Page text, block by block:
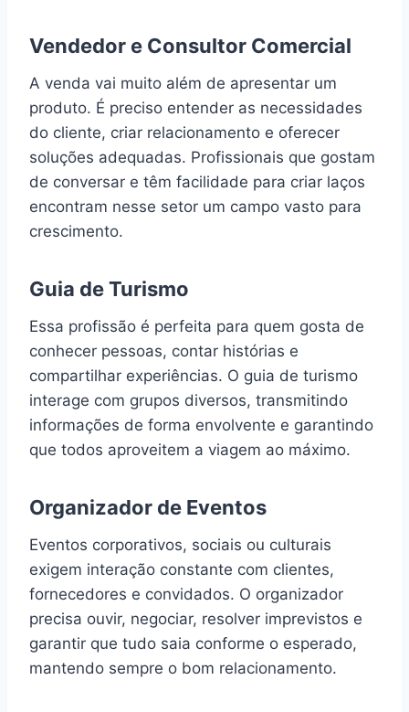
Vendedor e Consultor Comercial
A venda vai muito além de apresentar um
produto. É preciso entender as necessidades
do cliente, criar relacionamento e oferecer
soluções adequadas. Profissionais que gostam
de conversar e têm facilidade para criar laços
encontram nesse setor um campo vasto para
crescimento.
Guia de Turismo
Essa profissão é perfeita para quem gosta de
conhecer pessoas, contar histórias e
compartilhar experiências. O guia de turismo
interage com grupos diversos, transmitindo
informações de forma envolvente e garantindo
que todos aproveitem a viagem ao máximo.
Organizador de Eventos
Eventos corporativos, sociais ou culturais
exigem interação constante com clientes,
fornecedores e convidados. O organizador
precisa ouvir, negociar, resolver imprevistos e
garantir que tudo saia conforme o esperado,
mantendo sempre o bom relacionamento.